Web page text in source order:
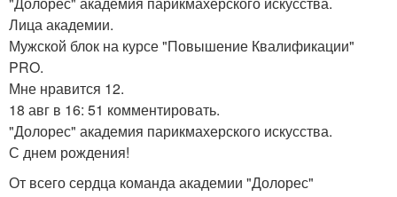
Лица академии.
Мужской блок на курсе "Повышение Квалификации"
PRO.
Мне нравится 12.
18 авг в 16: 51 комментировать.
"Долорес" академия парикмахерского искусства.
С днем рождения!
От всего сердца команда академии "Долорес"